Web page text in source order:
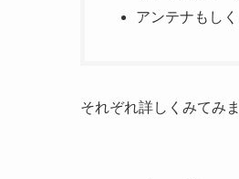
アンテナもし
それぞれ詳しくみてみま